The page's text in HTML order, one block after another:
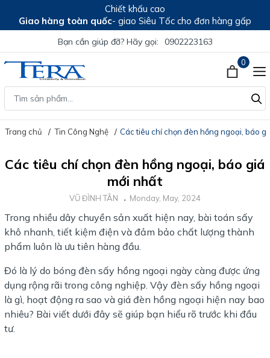
Chiết khấu cao
Giao hàng toàn quốc- giao Siêu Tốc cho đơn hàng gấp
Bạn cần giúp đỡ? Hãy gọi: 0902223163
0
Trang chủ Tin Công Nghệ Các tiêu chí chọn đèn hồng ngoại, báo
Các tiêu chí chọn đèn hồng ngoại, báo giá
mới nhất
VŨ ĐÌNH TÂN Monday, May, 2024
Trong nhiều dây chuyền sản xuất hiện nay, bài toán sấy
khô nhanh, tiết kiệm điện và đảm bảo chất lượng thành
phẩm luôn là ưu tiên hàng đầu.
Đó là lý do bóng đèn sấy hồng ngoại ngày càng được ứng
dụng rộng rãi trong công nghiệp. Vậy đèn sấy hồng ngoại
là gì, hoạt động ra sao và giá đèn hồng ngoại hiện nay bao
nhiêu? Bài viết dưới đây sẽ giúp bạn hiểu rõ trước khi đầu
tư.